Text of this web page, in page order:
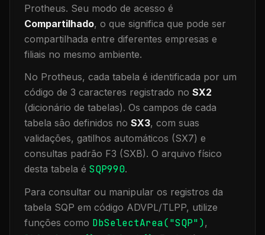
Protheus. Seu modo de acesso é
Compartilhado, o que significa que pode ser
compartilhada entre diferentes empresas e
filiais no mesmo ambiente.
No Protheus, cada tabela é identificada por um
código de 3 caracteres registrado no SX2
(dicionário de tabelas). Os campos de cada
tabela são definidos no SX3, com suas
validações, gatilhos automáticos (SX7) e
consultas padrão F3 (SXB). O arquivo físico
desta tabela é SQP990.
Para consultar ou manipular os registros da
tabela SQP em código ADVPL/TLPP, utilize
funções como DbSelectArea("SQP"),